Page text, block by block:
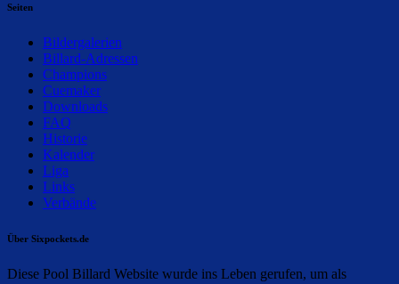
Seiten
Bildergalerien
Billard-Adressen
Champions
Cuemaker
Downloads
FAQ
Historie
Kalender
Liga
Links
Verbände
Über Sixpockets.de
Diese Pool Billard Website wurde ins Leben gerufen, um als